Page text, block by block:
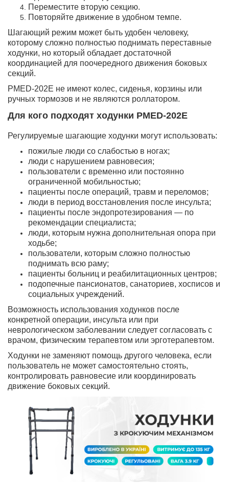
Переместите вторую секцию.
Повторяйте движение в удобном темпе.
Шагающий режим может быть удобен человеку,
которому сложно полностью поднимать переставные
ходунки, но который обладает достаточной
координацией для поочередного движения боковых
секций.
PMED-202E не имеют колес, сиденья, корзины или
ручных тормозов и не являются роллатором.
Для кого подходят ходунки PMED-202E
Регулируемые шагающие ходунки могут использовать:
пожилые люди со слабостью в ногах;
люди с нарушением равновесия;
пользователи с временно или постоянно
ограниченной мобильностью;
пациенты после операций, травм и переломов;
люди в период восстановления после инсульта;
пациенты после эндопротезирования — по
рекомендации специалиста;
люди, которым нужна дополнительная опора при
ходьбе;
пользователи, которым сложно полностью
поднимать всю раму;
пациенты больниц и реабилитационных центров;
подопечные пансионатов, санаториев, хосписов и
социальных учреждений.
Возможность использования ходунков после
конкретной операции, инсульта или при
неврологическом заболевании следует согласовать с
врачом, физическим терапевтом или эрготерапевтом.
Ходунки не заменяют помощь другого человека, если
пользователь не может самостоятельно стоять,
контролировать равновесие или координировать
движение боковых секций.